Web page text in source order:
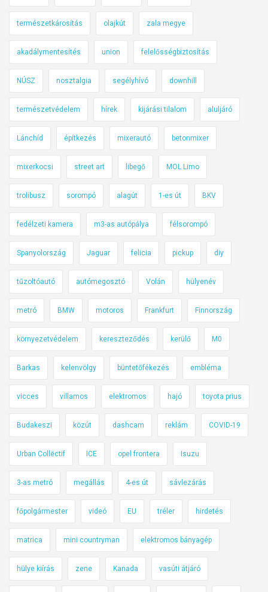
s
)
O
a
s
z
á
n
k
e
z
d
e
k
a
i
a
y
a
u
k
S
i
f
i
s
természetkárosítás olajkút zala megye
akadálymentesítés union felelősségbiztosítás
NÚSZ nosztalgia segélyhívó downhill
természetvédelem hírek kijárási tilalom aluljáró
Lánchíd építkezés mixerautó betonmixer
mixerkocsi street art libegő MOL Limo
trolibusz sorompó alagút 1-es út BKV
fedélzeti kamera m3-as autópálya félsorompó
Spanyolország Jaguar felicia pickup diy
tűzoltóautó autómegosztó Volán hülyenév
metró BMW motoros Frankfurt Finnország
környezetvédelem kereszteződés kerülő M0
Barkas kelenvölgy büntetőfékezés embléma
vicces villamos elektromos hajó toyota prius
Budakeszi közút dashcam reklám COVID-19
Urban Collëctif ICE opel frontera Isuzu
3-as metró megállás 4-es út sávlezárás
főpolgármester videó EU tréler hirdetés
matrica mini countryman elektromos bányagép
hülye kiírás zene Kanada vasúti átjáró